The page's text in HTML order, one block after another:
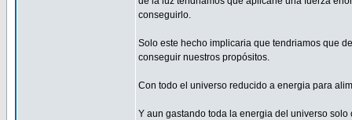
conseguirlo.
Solo este hecho implicaria que tendriamos que
conseguir nuestros propósitos.
Con todo el universo reducido a energia para
Y aun gastando toda la energia del universo